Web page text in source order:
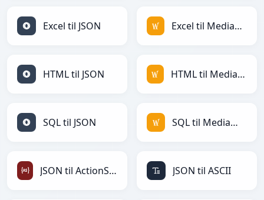
Excel til JSON Excel til MediaWiki
HTML til JSON HTML til MediaWiki
SQL til JSON SQL til MediaWiki
JSON til ActionScript JSON til ASCII